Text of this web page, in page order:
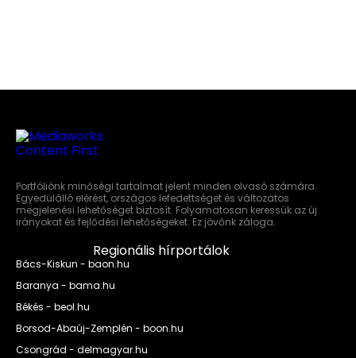
Portfóliónk minőségi tartalmat jelent minden olvasó számára.
Egyedülálló elérést, országos lefedettséget és változatos
megjelenési lehetőséget biztosít. Folyamatosan keressük az új
irányokat és fejlődési lehetőségeket. Ez jövőnk záloga.
Regionális hírportálok
Bács-Kiskun - baon.hu
Baranya - bama.hu
Békés - beol.hu
Borsod-Abaúj-Zemplén - boon.hu
Csongrád - delmagyar.hu